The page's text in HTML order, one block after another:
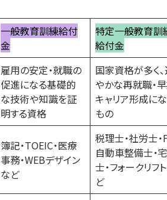
一般教育訓練給付
金
特定一般教育訓
給付金
雇用の安定・就職の
促進になる基礎的
な技術や知識を証
明する資格
国家資格が多く
やかな再就職・
キャリア形成に
もの
簿記・TOEIC・医療
事務・WEBデザイン
など
税理士・社労士・
自動車整備士・
士・フォークリフ
ど